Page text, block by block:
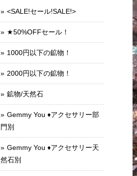
<SALE!セール!SALE!>
★50%OFFセール！
1000円以下の鉱物！
2000円以下の鉱物！
鉱物/天然石
Gemmy You ♦︎アクセサリー部
門別
Gemmy You ♦︎アクセサリー天
然石別